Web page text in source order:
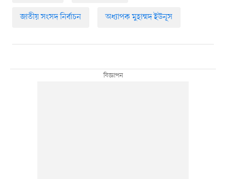
জাতীয় সংসদ নির্বাচন অধ্যাপক মুহাম্মদ ইউনূস